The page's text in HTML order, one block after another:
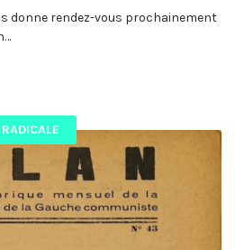
donne rendez-vous prochainement